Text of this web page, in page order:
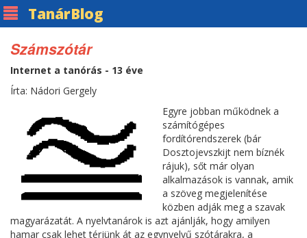
TanárBlog
Számszótár
Internet a tanórás - 13 éve
Írta: Nádori Gergely
Egyre jobban működnek a
számítógépes
fordítórendszerek (bár
Dosztojevszkijt nem bíznék
rájuk), sőt már olyan
alkalmazások is vannak, amik
a szöveg megjelenítése
közben adják meg a szavak
magyarázatát. A nyelvtanárok is azt ajánlják, hogy amilyen
hamar csak lehet térjünk át az egynyelvű szótárakra, a